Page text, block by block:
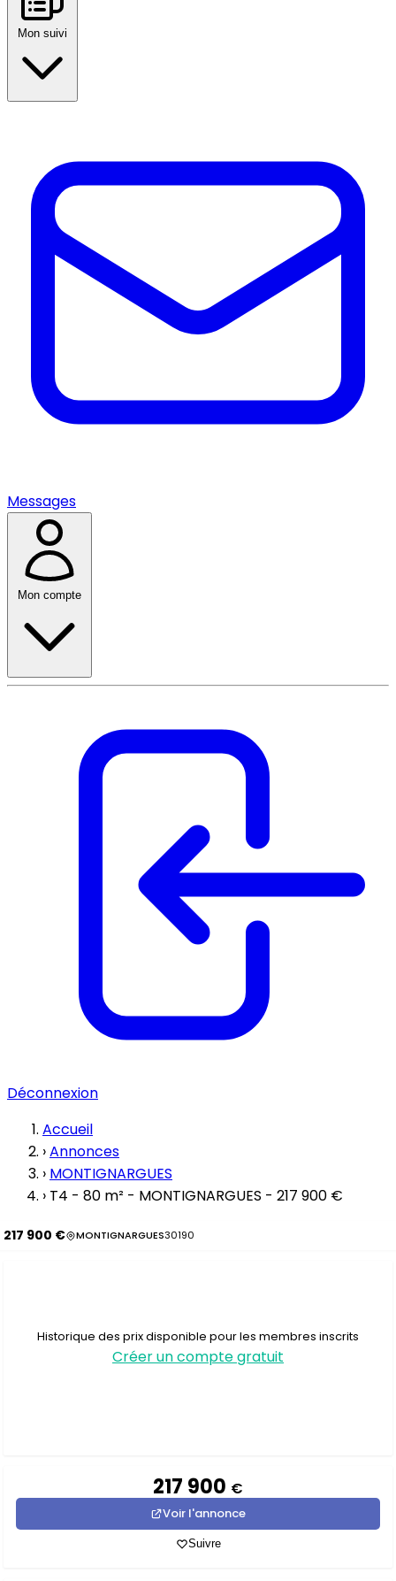
Mon suivi
Messages
Mon compte
Déconnexion
Accueil
›Annonces
› MONTIGNARGUES
› T4 - 80 m² - MONTIGNARGUES - 217 900 €
217 900 € MONTIGNARGUES30190
Historique des prix disponible pour les membres inscrits
Créer un compte gratuit
217 900 €
Voir l'annonce
Suivre